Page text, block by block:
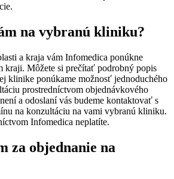
na vybranú kliniku?
a kraja vám Infomedica ponúkne
kraji. Môžete si prečítať podrobný popis
klinike ponúkame možnosť jednoduchého
prostredníctvom objednávkového
a odoslaní vás budeme kontaktovať s
na konzultáciu na vami vybranú kliniku.
Infomedica neplatíte.
za objednanie na